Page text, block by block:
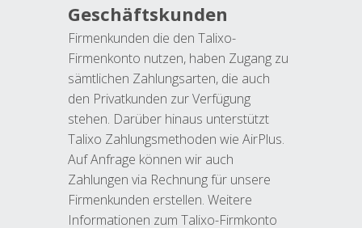
Geschäftskunden
Firmenkunden die den Talixo-
Firmenkonto nutzen, haben Zugang zu
sämtlichen Zahlungsarten, die auch
den Privatkunden zur Verfügung
stehen. Darüber hinaus unterstützt
Talixo Zahlungsmethoden wie AirPlus.
Auf Anfrage können wir auch
Zahlungen via Rechnung für unsere
Firmenkunden erstellen. Weitere
Informationen zum Talixo-Firmkonto